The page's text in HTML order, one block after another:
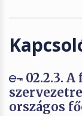
02.2.3.
országos